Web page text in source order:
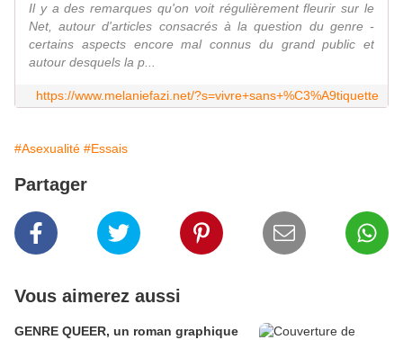
Il y a des remarques qu'on voit régulièrement fleurir sur le
Net, autour d'articles consacrés à la question du genre -
certains aspects encore mal connus du grand public et
autour desquels la p...
https://www.melaniefazi.net/?s=vivre+sans+%C3%A9tiquette
#Asexualité #Essais
Partager
Vous aimerez aussi
GENRE QUEER, un roman graphique